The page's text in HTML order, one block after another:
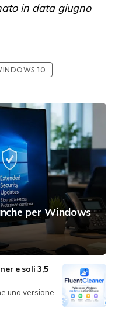
in data giugno
10
per Windows
e soli 3,5
una versione